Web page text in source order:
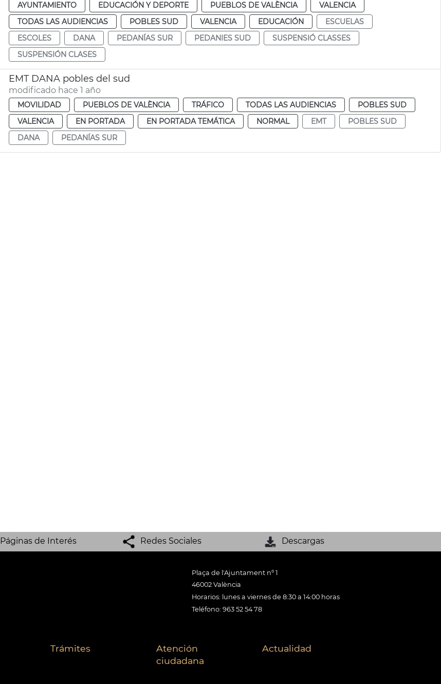
AYUNTAMIENTO EDUCACIÓN Y DEPORTE PUEBLOS DE VALÈNCIA
VALENCIA
TODAS LAS AUDIENCIAS
POBLES SUD VALENCIA EDUCACIÓN
ESCUELAS
ESCOLES
DANA PEDANÍAS SUR PEDANIES SUD
SUSPENSIÓ CLASSES
SUSPENSIÓN CLASES
EMT DANA pobles del sud
modificado hace 1 año
MOVILIDAD PUEBLOS DE VALÈNCIA TRÁFICO TODAS LAS AUDIENCIAS
POBLES SUD
VALENCIA
EN PORTADA EN PORTADA TEMÁTICA NORMAL EMT
POBLES SUD
DANA
PEDANÍAS SUR
Páginas de Interés Redes Sociales Descargas
Plaça de l'Ajuntament nº 1
46002 València
Horarios: lunes a viernes de 8:30 a 14:00 horas
Teléfono: 963 52 54 78
Trámites
Atención
ciudadana
Actualidad